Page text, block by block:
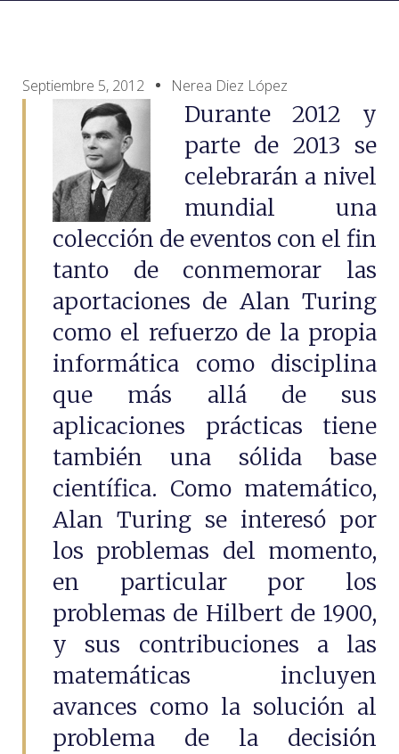
Septiembre 5, 2012 Nerea Diez López
Durante 2012 y
parte de 2013 se
celebrarán a nivel
mundial una
colección de eventos con el fin
tanto de conmemorar las
aportaciones de Alan Turing
como el refuerzo de la propia
informática como disciplina
que más allá de sus
aplicaciones prácticas tiene
también una sólida base
científica. Como matemático,
Alan Turing se interesó por
los problemas del momento,
en particular por los
problemas de Hilbert de 1900,
y sus contribuciones a las
matemáticas incluyen
avances como la solución al
problema de la decisión